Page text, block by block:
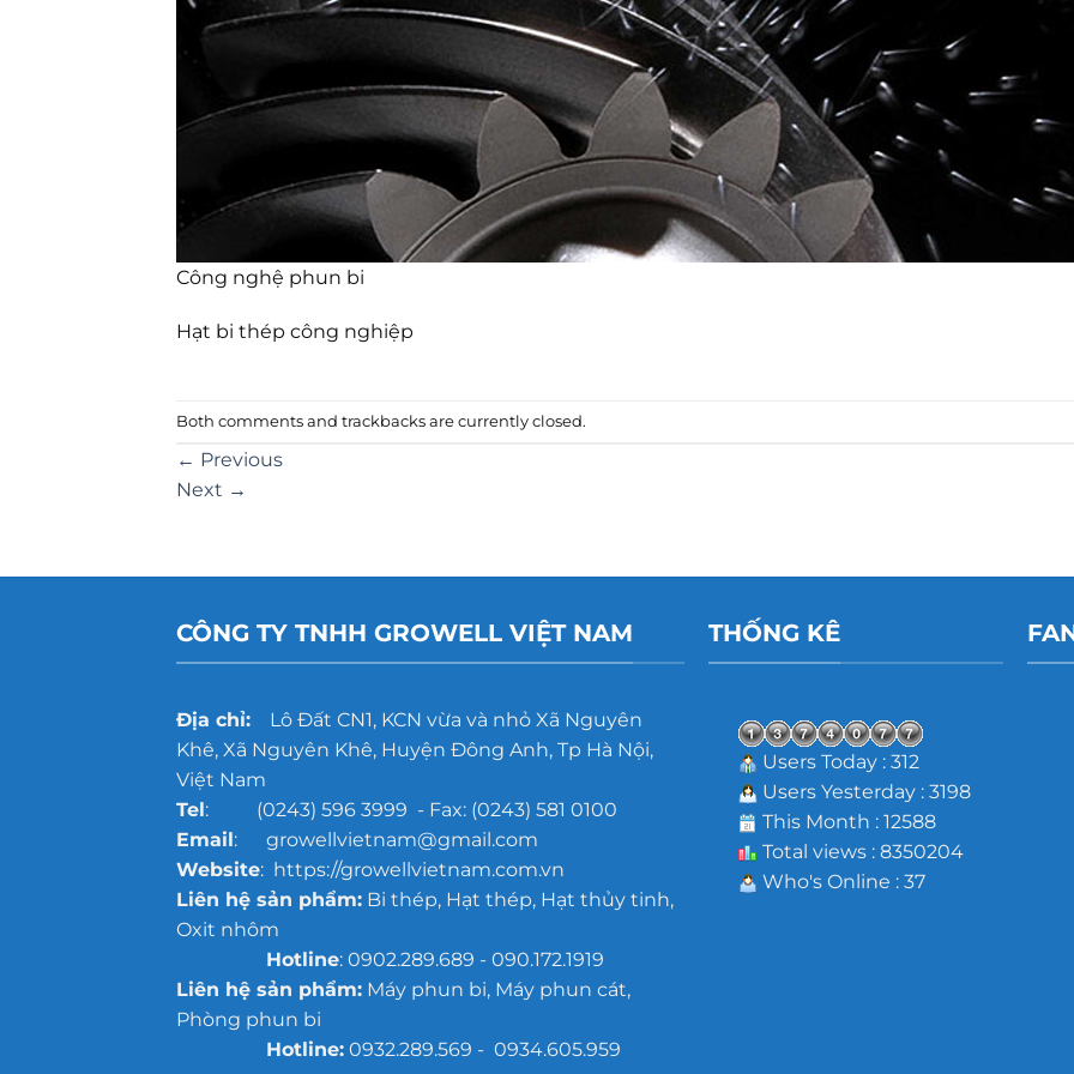
Công nghệ phun bi
Hạt bi thép công nghiệp
Both comments and trackbacks are currently closed.
← Previous
Next →
CÔNG TY TNHH GROWELL VIỆT NAM
Địa chỉ:Lô Đất CN1, KCN vừa và nhỏ Xã Nguyên
Khê, Xã Nguyên Khê, Huyện Đông Anh, Tp Hà Nội,
Việt Nam
Tel: (0243) 596 3999 - Fax: (0243) 581 0100
Email: growellvietnam@gmail.com
Website: https://growellvietnam.com.vn
Liên hệ sản phẩm:Bi thép, Hạt thép, Hạt thủy tinh,
Oxit nhôm
Hotline: 0902.289.689 - 090.172.1919
Liên hệ sản phẩm:Máy phun bi, Máy phun cát,
Phòng phun bi
Hotline:0932.289.569 - 0934.605.959
THỐNG KÊ
Users Today : 312
Users Yesterday : 3198
This Month : 12588
Total views : 8350204
Who's Online : 37